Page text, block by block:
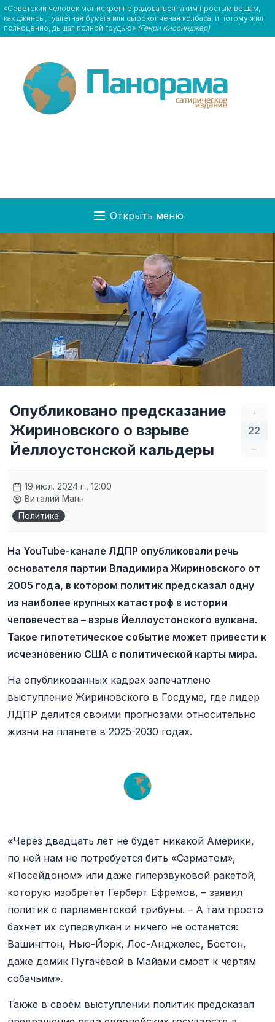
«Советский человек мог искренне радоваться таким простым вещам,
как джинсы, туалетная бумага или сырокопченая колбаса, и потому жил
полноценно, дышал полной грудью» (Генри Киссинджер)
Открыть меню
+
22
–
Опубликовано предсказание
Жириновского о взрыве
Йеллоустонской кальдеры
19 июл. 2024 г., 12:00
Виталий Манн
Политика
На YouTube-канале ЛДПР опубликовали речь
основателя партии Владимира Жириновского от
2005 года, в котором политик предсказал одну
из наиболее крупных катастроф в истории
человечества – взрыв Йеллоустонского вулкана.
Такое гипотетическое событие может привести к
исчезновению США с политической карты мира.
На опубликованных кадрах запечатлено
выступление Жириновского в Госдуме, где лидер
ЛДПР делится своими прогнозами относительно
жизни на планете в 2025-2030 годах.
«Через двадцать лет не будет никакой Америки,
по ней нам не потребуется бить «Сарматом»,
«Посейдоном» или даже гиперзвуковой ракетой,
которую изобретёт Герберт Ефремов, – заявил
политик с парламентской трибуны. – А там просто
бахнет их супервулкан и ничего не останется:
Вашингтон, Нью-Йорк, Лос-Анджелес, Бостон,
даже домик Пугачёвой в Майами смоет к чертям
собачьим».
Также в своём выступлении политик предсказал